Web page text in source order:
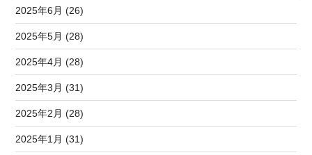
2025年6月 (26)
2025年5月 (28)
2025年4月 (28)
2025年3月 (31)
2025年2月 (28)
2025年1月 (31)